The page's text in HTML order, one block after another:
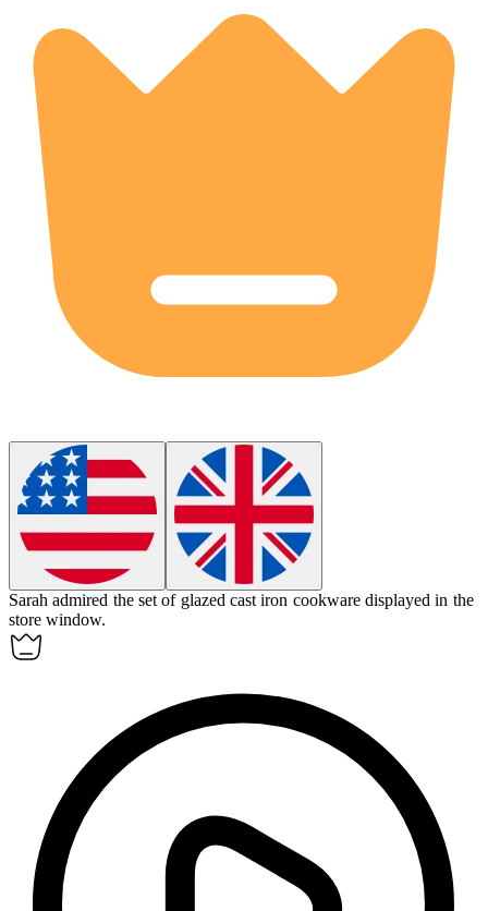
Sarah admired the set of glazed cast iron cookware displayed in the
store window.